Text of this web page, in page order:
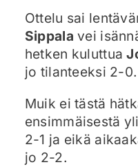
Ottelu sai
Sippala vei
hetken kuluttua
jo tilanteeksi 2-0.
Muik ei tästä
ensimmäisestä
2-1 ja eikä
jo 2-2.